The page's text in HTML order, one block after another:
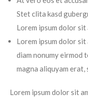
Stet clita kasd
Lorem ipsum dolor sit
Lorem ipsum dolor
diam nonumy eirmod
magna aliquyam erat,
Lorem ipsum dolor sit